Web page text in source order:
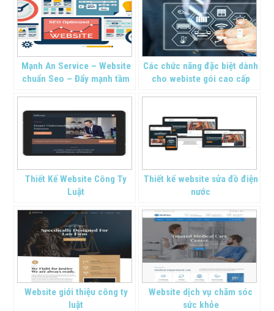
Mạnh An Service – Website
chuẩn Seo – Đẩy mạnh tầm
Các chức năng đặc biệt dành
cho webiste gói cao cấp
Thiết Kế Website Công Ty
Luật
Thiết kế website sửa đồ điện
nước
Website giới thiệu công ty
luật
Website dịch vụ chăm sóc
sức khỏe